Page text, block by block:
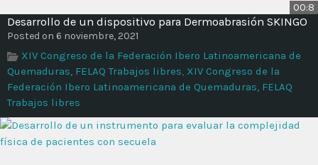
00:8
Desarrollo de un dispositivo para Dermoabrasión SKINGO
Posted on 6 noviembre, 2021
XIV Congreso de la Federación Ibero Latinoamericana de
Quemaduras, FELAQ Trabajos libres, XIV Congreso de la
Federación Ibero Latinoamericana de Quemaduras, FELAQ
Trabajos libres